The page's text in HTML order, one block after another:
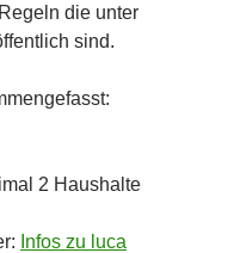
die unter
sind.
2 Haushalte
Infos zu luca